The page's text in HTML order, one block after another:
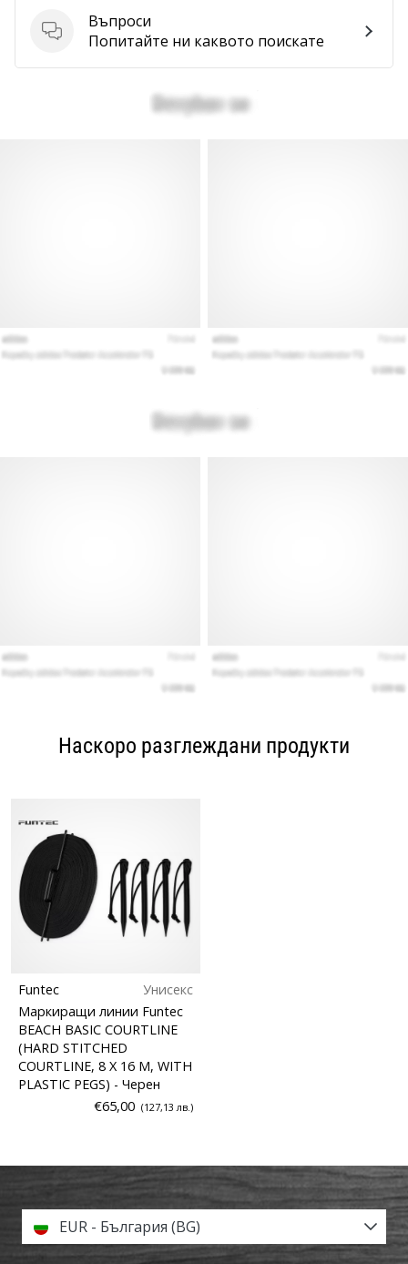
Въпроси
Въпроси
Попитайте ни каквото поискате
Наскоро разглеждани продукти
Funtec
Унисекс
Маркиращи линии Funtec
BEACH BASIC COURTLINE
(HARD STITCHED
COURTLINE, 8 X 16 M, WITH
PLASTIC PEGS) - Черен
€65,00 (127,13 лв.)
EUR - България (BG)